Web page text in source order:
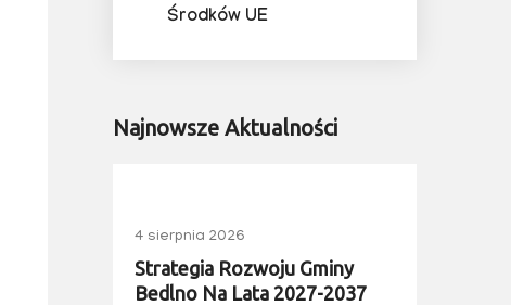
Środków UE
Najnowsze Aktualności
4 sierpnia 2026
Strategia Rozwoju Gminy
Bedlno Na Lata 2027-2037